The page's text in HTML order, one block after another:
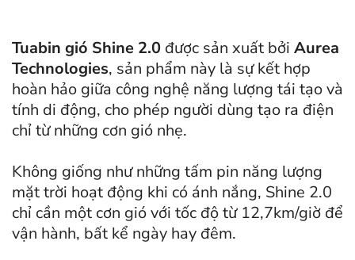
Tuabin gió Shine 2.0 được sản xuất bởi Aurea
Technologies, sản phẩm này là sự kết hợp
hoàn hảo giữa công nghệ năng lượng tái tạo và
tính di động, cho phép người dùng tạo ra điện
chỉ từ những cơn gió nhẹ.
Không giống như những tấm pin năng lượng
mặt trời hoạt động khi có ánh nắng, Shine 2.0
chỉ cần một cơn gió với tốc độ từ 12,7km/giờ để
vận hành, bất kể ngày hay đêm.